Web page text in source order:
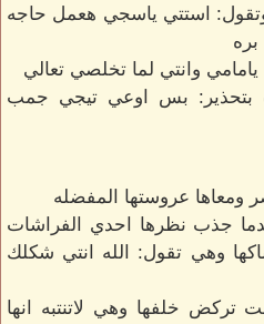
استتي ياسجي هعمل حاجه
وانتي لما تخلصي تعالي
بتحذير: بس اوعي تيجي جمب
عروستها المفضله
جذب نظرها احدي الفراشات
وهي تقول: الله انتي شكلك
تركض خلفها وهي لاتنتبه انها